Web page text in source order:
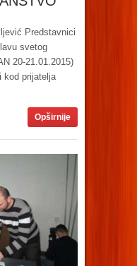
Predstavnici
svetog
20-21.01.2015)
kod prijatelja
Opširnije